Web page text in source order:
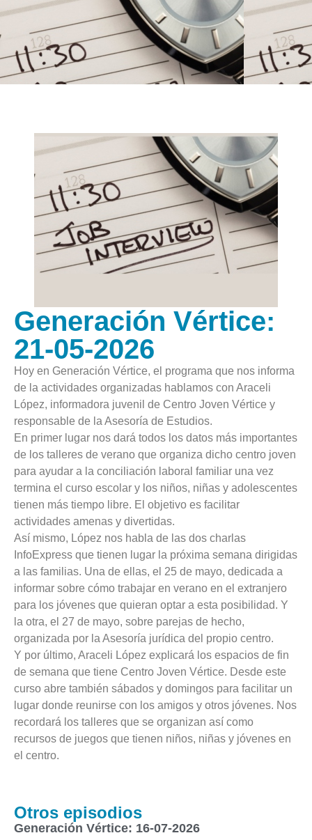
Generación Vértice:
21-05-2026
Hoy en Generación Vértice, el programa que nos informa
de la actividades organizadas hablamos con Araceli
López, informadora juvenil de Centro Joven Vértice y
responsable de la Asesoría de Estudios.
En primer lugar nos dará todos los datos más importantes
de los talleres de verano que organiza dicho centro joven
para ayudar a la conciliación laboral familiar una vez
termina el curso escolar y los niños, niñas y adolescentes
tienen más tiempo libre. El objetivo es facilitar
actividades amenas y divertidas.
Así mismo, López nos habla de las dos charlas
InfoExpress que tienen lugar la próxima semana dirigidas
a las familias. Una de ellas, el 25 de mayo, dedicada a
informar sobre cómo trabajar en verano en el extranjero
para los jóvenes que quieran optar a esta posibilidad. Y
la otra, el 27 de mayo, sobre parejas de hecho,
organizada por la Asesoría jurídica del propio centro.
Y por último, Araceli López explicará los espacios de fin
de semana que tiene Centro Joven Vértice. Desde este
curso abre también sábados y domingos para facilitar un
lugar donde reunirse con los amigos y otros jóvenes. Nos
recordará los talleres que se organizan así como
recursos de juegos que tienen niños, niñas y jóvenes en
el centro.
Otros episodios
Generación Vértice: 16-07-2026